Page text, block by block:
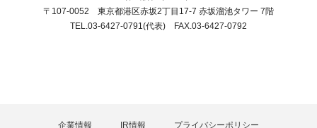
〒107-0052 東京都港区赤坂2丁目17-7 赤坂溜池タワー 7階
TEL.03-6427-0791(代表) FAX.03-6427-0792
企業情報 IR情報 プライバシーポリシー